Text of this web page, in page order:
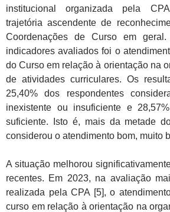
institucional organizada pela
trajetória ascendente de
Coordenações de Curso em
indicadores avaliados foi o
do Curso em relação à orientação na
de atividades curriculares. Os
25,40% dos respondentes
inexistente ou insuficiente e
suficiente. Isto é, mais da metade
considerou o atendimento bom, muito
A situação melhorou
recentes. Em 2023, na avaliação
realizada pela CPA [5], o
curso em relação à orientação na